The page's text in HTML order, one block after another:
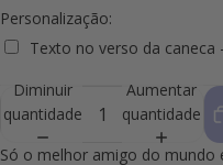
Personalização:
Texto no verso da caneca
Selection will add to the price
Diminuir
quantidade
Aumentar
quantidade
Só o melhor amigo do mundo